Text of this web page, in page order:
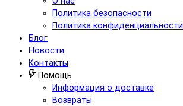
Политика безопасности
Политика конфиденциальности
Блог
Новости
Контакты
Помощь
Информация о доставке
Возвраты